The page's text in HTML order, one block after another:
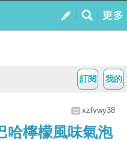
我的
訂閱
xzfvwy38
哈檸檬風味氣泡